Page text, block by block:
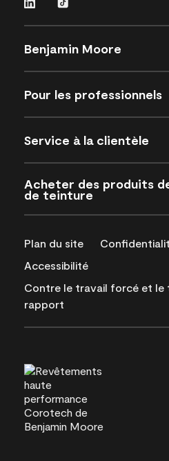
Benjamin Moore
Pour les professionnels
Service à la clientèle
Acheter des produits
de teinture
Plan du site
Accessibilité
Contre le travail forcé et le
rapport